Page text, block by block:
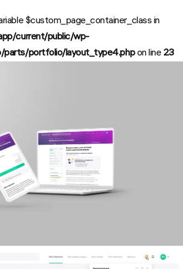
$custom_page_container_class in
current/public/wp-
portfolio/layout_type4.phpon line 23